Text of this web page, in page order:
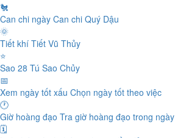
🐔
Can chi ngày Can chi Quý Dậu
🌞
Tiết khí Tiết Vũ Thủy
⭐
Sao 28 Tú Sao Chủy
📅
Xem ngày tốt xấu Chọn ngày tốt theo việc
🕐
Giờ hoàng đạo Tra giờ hoàng đạo trong ngày
🗓️